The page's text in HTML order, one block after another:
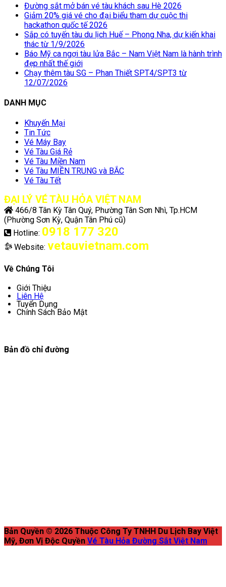
Đường sắt mở bán vé tàu khách sau Hè 2026
Giảm 20% giá vé cho đại biểu tham dự cuộc thi
hackathon quốc tế 2026
Sắp có tuyến tàu du lịch Huế – Phong Nha, dự kiến khai
thác từ 1/9/2026
Báo Mỹ ca ngợi tàu lửa Bắc – Nam Việt Nam là hành trình
đẹp nhất thế giới
Chạy thêm tàu SG – Phan Thiết SPT4/SPT3 từ
12/07/2026
DANH MỤC
Khuyến Mại
Tin Tức
Vé Máy Bay
Vé Tàu Giá Rẻ
Vé Tàu Miền Nam
Vé Tàu MIỀN TRUNG và BẮC
Vé Tàu Tết
ĐẠI LÝ VÉ TÀU HỎA VIỆT NAM
466/8 Tân Kỳ Tân Quý, Phường Tân Sơn Nhì, Tp.HCM
(Phường Sơn Kỳ, Quận Tân Phú cũ)
Hotline: 0918 177 320
Website: vetauvietnam.com
Về Chúng Tôi
Giới Thiệu
Liên Hệ
Tuyển Dụng
Chính Sách Bảo Mật
Bản đồ chỉ đường
Bản Quyền © 2026 Thuộc Công Ty TNHH Du Lịch Bay Việt
Mỹ, Đơn Vị Độc Quyền Vé Tàu Hỏa Đường Sắt Việt Nam